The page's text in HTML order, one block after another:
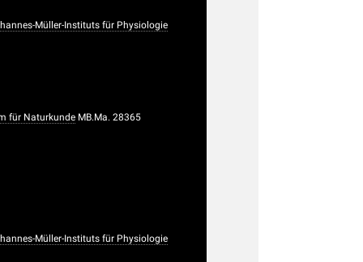
Müller-Instituts für Physiologie
für Naturkunde MB.Ma. 28365
Müller-Instituts für Physiologie